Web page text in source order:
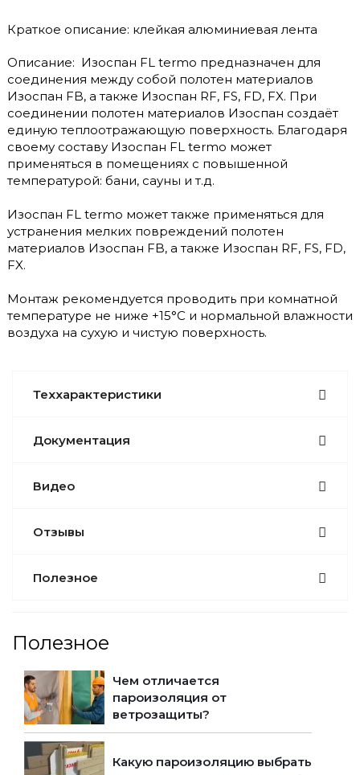
Краткое описание: клейкая алюминиевая лента
Описание: Изоспан FL termo предназначен для
соединения между собой полотен материалов
Изоспан FB, а также Изоспан RF, FS, FD, FX. При
соединении полотен материалов Изоспан создаёт
единую теплоотражающую поверхность. Благодаря
своему составу Изоспан FL termo может
применяться в помещениях с повышенной
температурой: бани, сауны и т.д.
Изоспан FL termo может также применяться для
устранения мелких повреждений полотен
материалов Изоспан FB, а также Изоспан RF, FS, FD,
FX.
Монтаж рекомендуется проводить при комнатной
температуре не ниже +15°С и нормальной влажности
воздуха на сухую и чистую поверхность.
Теххарактеристики
Документация
Видео
Отзывы
Полезное
Полезное
Чем отличается
пароизоляция от
ветрозащиты?
Какую пароизоляцию выбрать